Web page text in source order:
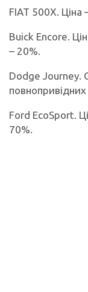
FIAT 500X. Ціна
Buick Encore.
– 20%.
Dodge Journey.
Ford EcoSport.
70%.